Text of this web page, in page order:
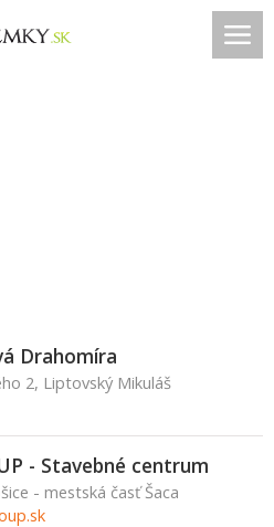
Drahomíra
2, Liptovský Mikuláš
- Stavebné centrum
- mestská časť Šaca